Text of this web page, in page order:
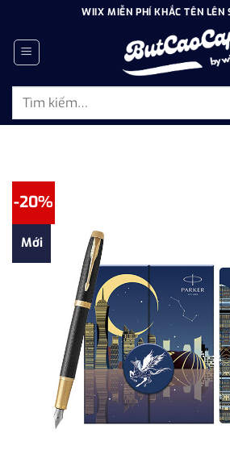
dung
WIIX MIỄN PHÍ KHẮC TÊN LÊN
Tìm
-20%
Mới